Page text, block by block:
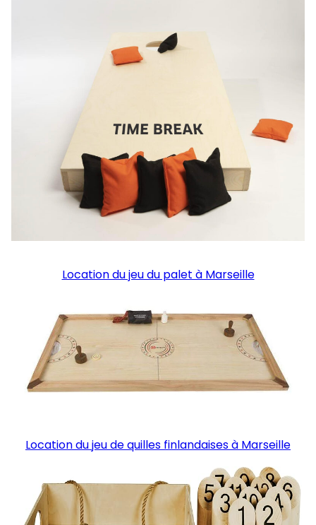
Location du jeu du palet à Marseille
Location du jeu de quilles finlandaises à Marseille